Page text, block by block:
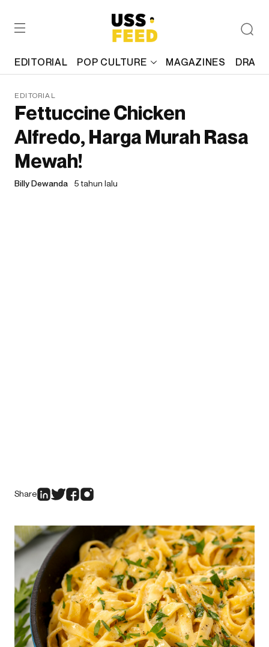
EDITORIAL POP CULTURE MAGAZINES
EDITORIAL
Fettuccine Chicken
Alfredo, Harga Murah Rasa
Mewah!
Billy Dewanda 5 tahun lalu
Share